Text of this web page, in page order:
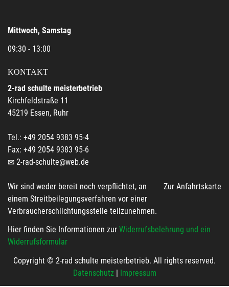
Mittwoch, Samstag
09:30 - 13:00
KONTAKT
2-rad schulte meisterbetrieb
Kirchfeldstraße 11
45219 Essen, Ruhr
Tel.: +49 2054 9383 95-4
Fax: +49 2054 9383 95-6
2-rad-schulte@web.de
Zur Anfahrtskarte
Wir sind weder bereit noch verpflichtet, an
einem Streitbeilegungsverfahren vor einer
Verbraucherschlichtungsstelle teilzunehmen.
Hier finden Sie Informationen zur Widerrufsbelehrung und ein
Widerrufsformular
Copyright © 2-rad schulte meisterbetrieb. All rights reserved.
Datenschutz| Impressum